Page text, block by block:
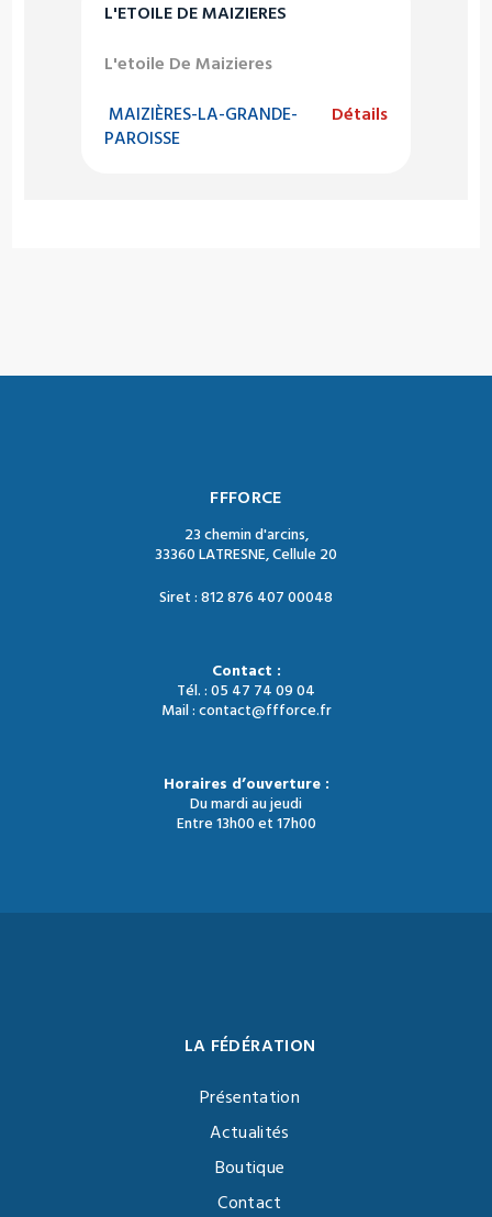
L'ETOILE DE MAIZIERES
L'etoile De Maizieres
MAIZIÈRES-LA-GRANDE-
PAROISSE
Détails
FFFORCE
23 chemin d'arcins,
33360 LATRESNE, Cellule 20
Siret : 812 876 407 00048
Contact :
Tél. : 05 47 74 09 04
Mail : contact@ffforce.fr
Horaires d’ouverture :
Du mardi au jeudi
Entre 13h00 et 17h00
LA FÉDÉRATION
Présentation
Actualités
Boutique
Contact